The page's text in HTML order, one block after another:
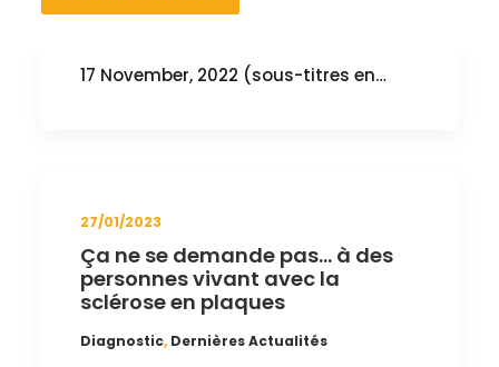
Vidéo : LA DOULEUR ET LA SEP
17 November, 2022 (sous-titres en…
27/01/2023
Ça ne se demande pas… à des
personnes vivant avec la
sclérose en plaques
Diagnostic, Dernières Actualités